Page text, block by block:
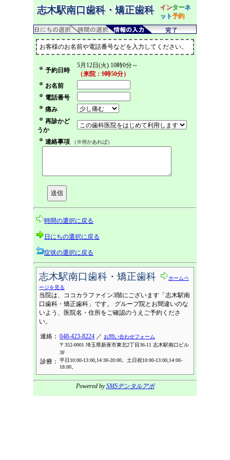
志木駅南口歯科・矯正歯科 インターネ
ット予約
お客様のお名前や電話番号などを入力してください。
予約日時
5月12日(火) 10時0分～
（来院：9時50分）
お名前
電話番号
痛み
再診かど
うか
連絡事項
（※何かあれば）
時間の選択に戻る
日にちの選択に戻る
症状の選択に戻る
志木駅南口歯科・矯正歯科
ホームペ
ージを見る
当院は、ココカラファイン3階にございます「志木駅南
口歯科・矯正歯科」です。 グループ院とお間違いのな
いよう、医院名・住所をご確認のうえご予約くださ
い。
連絡： 048-423-8224 ／ お問い合わせフォーム
〒352-0001 埼玉県新座市東北2丁目36-11 志木駅南口ビル
3F
診療：
平日10:00-13:00,14:30-20:00。土日祝10:00-13:00,14:00-
18:00。
Powered bySMSデンタルアポ